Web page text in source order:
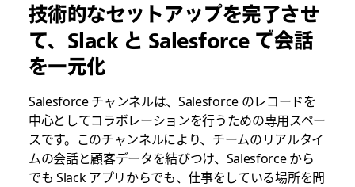
技術的なセットアップを完了させ
て、Slack と Salesforce で会話
を一元化
Salesforce チャンネルは、Salesforce のレコードを
中心としてコラボレーションを行うための専用スペー
スです。このチャンネルにより、チームのリアルタイ
ムの会話と顧客データを結びつけ、Salesforce から
でも Slack アプリからでも、仕事をしている場所を問